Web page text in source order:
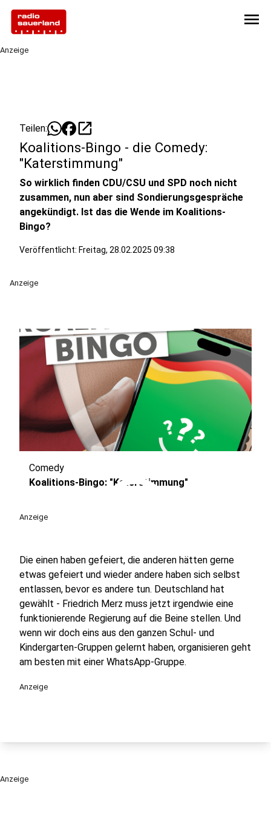
menu
Anzeige
Teilen: open_in_new
Koalitions-Bingo - die Comedy:
"Katerstimmung"
So wirklich finden CDU/CSU und SPD noch nicht
zusammen, nun aber sind Sondierungsgespräche
angekündigt. Ist das die Wende im Koalitions-
Bingo?
Veröffentlicht: Freitag, 28.02.2025 09:38
Anzeige
play_circle
Comedy
Koalitions-Bingo: "Katerstimmung"
Anzeige
Die einen haben gefeiert, die anderen hätten gerne
etwas gefeiert und wieder andere haben sich selbst
entlassen, bevor es andere tun. Deutschland hat
gewählt - Friedrich Merz muss jetzt irgendwie eine
funktionierende Regierung auf die Beine stellen. Und
wenn wir doch eins aus den ganzen Schul- und
Kindergarten-Gruppen gelernt haben, organisieren geht
am besten mit einer WhatsApp-Gruppe.
Anzeige
Anzeige